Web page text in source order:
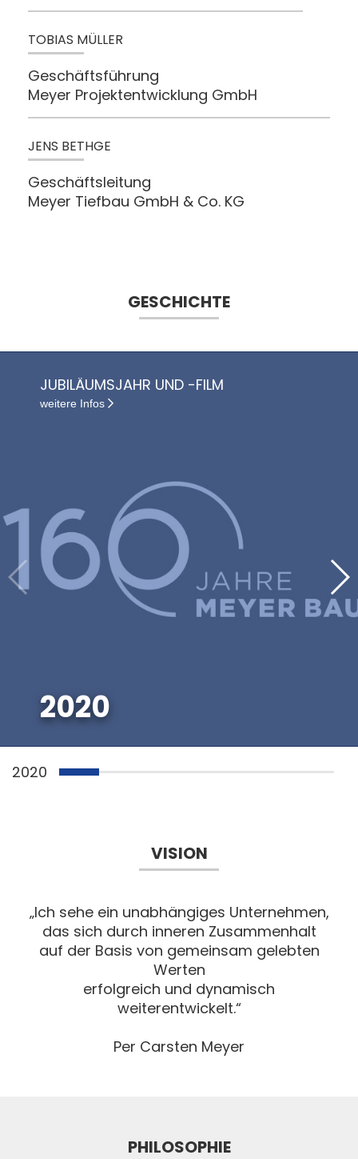
TOBIAS MÜLLER
Geschäftsführung
Meyer Projektentwicklung GmbH
JENS BETHGE
Geschäftsleitung
Meyer Tiefbau GmbH & Co. KG
GESCHICHTE
2020
JUBILÄUMSJAHR UND -FILM
weitere Infos
2020
VISION
„Ich sehe ein unabhängiges Unternehmen,
das sich durch inneren Zusammenhalt
auf der Basis von gemeinsam gelebten
Werten
erfolgreich und dynamisch
weiterentwickelt.“
Per Carsten Meyer
PHILOSOPHIE